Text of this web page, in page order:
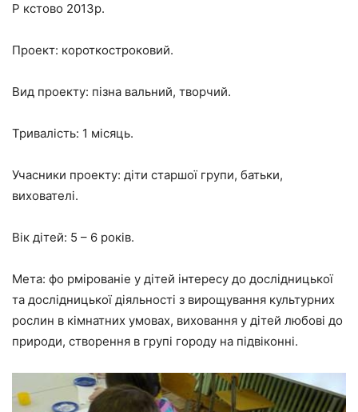
Р кстово 2013р.
Проект: короткостроковий.
Вид проекту: пізна вальний, творчий.
Тривалість: 1 місяць.
Учасники проекту: діти старшої групи, батьки,
вихователі.
Вік дітей: 5 – 6 років.
Мета: фо рмірованіе у дітей інтересу до дослідницької
та дослідницької діяльності з вирощування культурних
рослин в кімнатних умовах, виховання у дітей любові до
природи, створення в групі городу на підвіконні.